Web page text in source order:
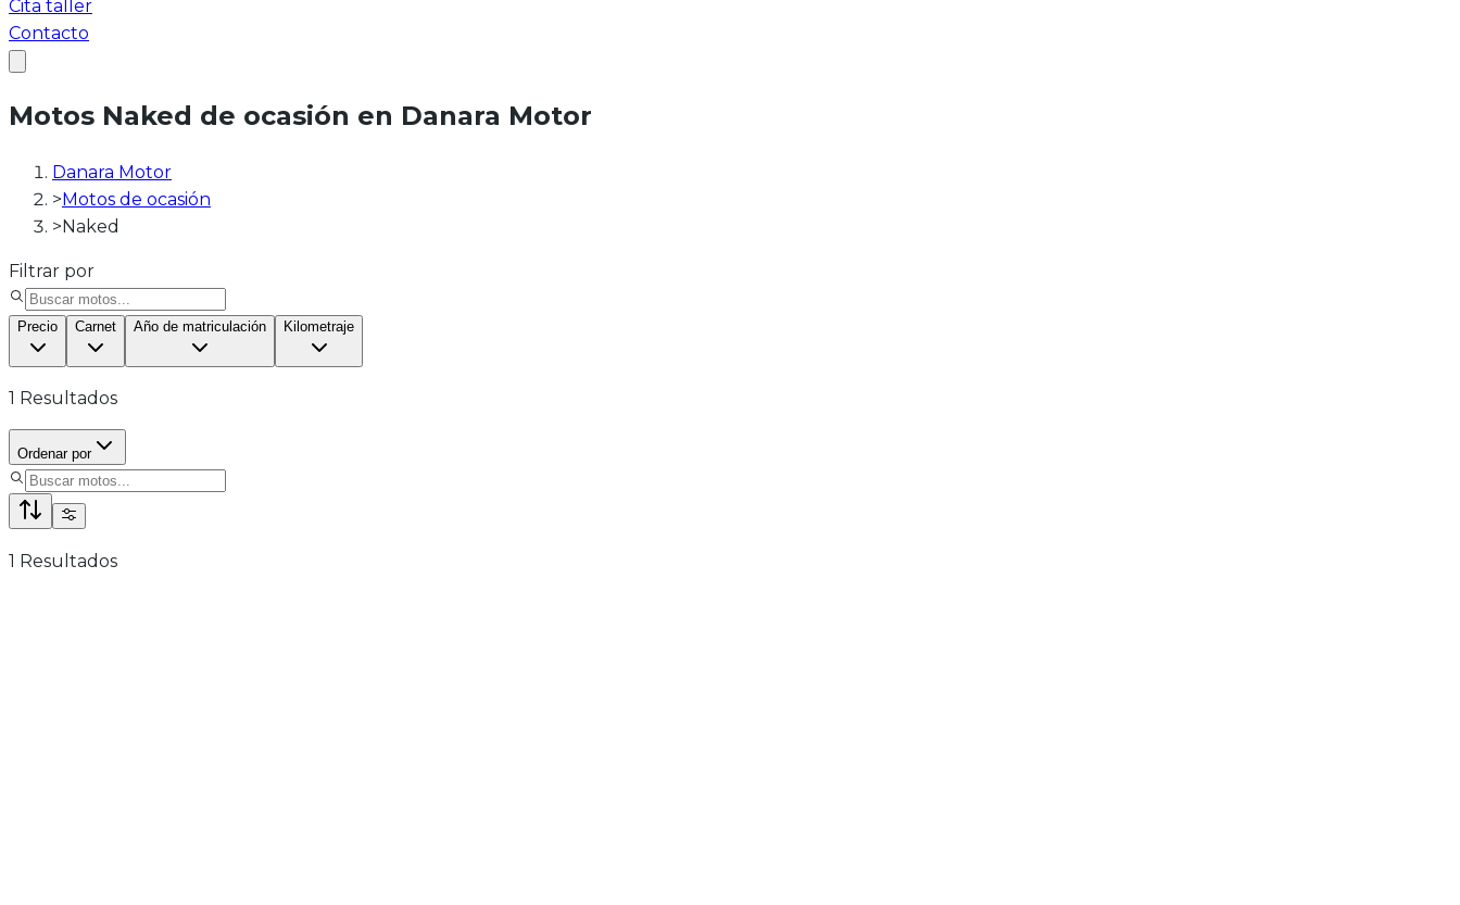
Cita taller
Contacto
Motos Naked de ocasión en Danara Motor
Danara Motor
>Motos de ocasión
>Naked
Filtrar por
Precio Carnet Año de matriculación Kilometraje
1 Resultados
Ordenar por
1 Resultados